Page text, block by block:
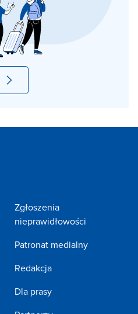
Zgłoszenia
nieprawidłowości
Patronat medialny
Redakcja
Dla prasy